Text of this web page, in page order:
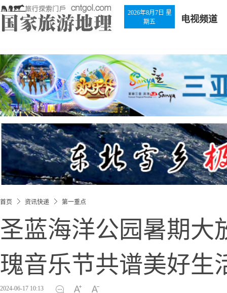
2026年8月7日 星
期五
电视频道
首页 资讯快递 第一重点
圣蓝海洋公园暑期大
瑰音乐节共谱美好生
2024-06-17 10:13